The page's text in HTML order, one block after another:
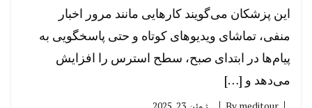
این پزشکان می‌گویند کارهایی مانند مرور اخبار
منفی، تماشای ویدیوهای کوتاه و حتی پاسخگویی به
پیام‌ها در ابتدای صبح، سطح استرس را افزایش
می‌دهد و […]
By meditour ژوئن 23, 2025